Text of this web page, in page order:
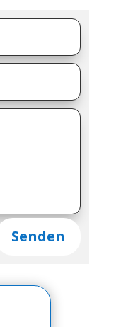
Senden